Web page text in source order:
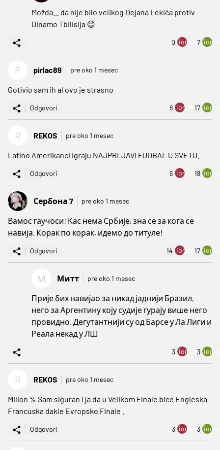
Možda... da nije bilo velikog Dejana Lekića protiv
Dinamo Tbilisija 😉
0 ion:minus
7
P pirlac89 pre oko 1 mesec
Gotivio sam ih al ovo je strasno
Odgovori 8 ion:minus
17
R REKOS pre oko 1 mesec
Latino Amerikanci igraju NAJPRLJAVI FUDBAL U SVETU.
Odgovori 6 ion:minus
18
Сербона 7 pre oko 1 mesec
Вамос гаучоси! Кас нема Србије, зна се за кога се
навија. Корак по корак, идемо до титуле!
Odgovori 14 ion:minus
17
М Митт pre oko 1 mesec
Прије бих навијао за никад јаднији Бразил,
него за Аргентину коју судије гурају више него
провидно. Дегутантнији су од Барсе у Ла Лиги и
Реала некад у ЛШ
3 ion:minus
3
R REKOS pre oko 1 mesec
Milion % Sam siguran i ja da u Velikom Finale bice Engleska -
Francuska dakle Evropsko Finale .
Odgovori 3 ion:minus
3